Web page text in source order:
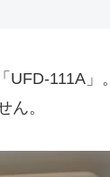
111A」。
ん。